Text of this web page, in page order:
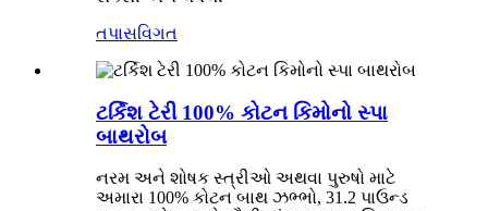
તપાસવિગત
ટર્કિશ ટેરી 100% કોટન કિમોનો સ્પા
બાથરોબ
નરમ અને શોષક સ્ત્રીઓ અથવા પુરુષો માટે
અમારા 100% કોટન બાથ ઝભ્ભો, 31.2 પાઉન્ડ